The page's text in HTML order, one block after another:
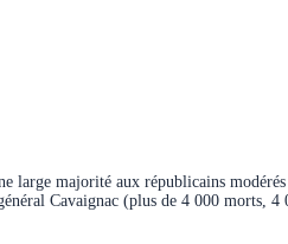
majorité aux républicains
Cavaignac (plus de 4 000 morts,